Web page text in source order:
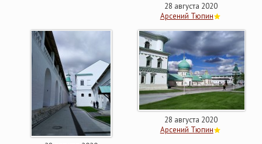
28 августа 2020
Арсений Тюпин
28 августа 2020
Арсений Тюпин